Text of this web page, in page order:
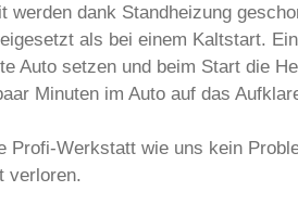
dank Standheizung
als bei einem Kaltstart.
Auto setzen und beim Start die
Minuten im Auto auf das
Profi-Werkstatt wie uns kein
verloren.